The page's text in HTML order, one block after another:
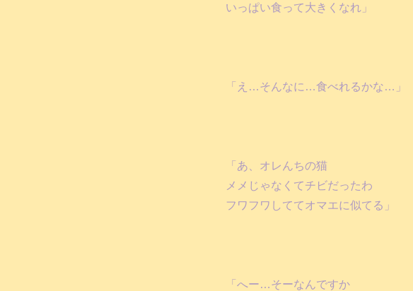
いっぱい食って大きくなれ」
「え…そんなに…食べれるかな…」
「あ、オレんちの猫
メメじゃなくてチビだったわ
フワフワしててオマエに似てる」
「へー…そーなんですか